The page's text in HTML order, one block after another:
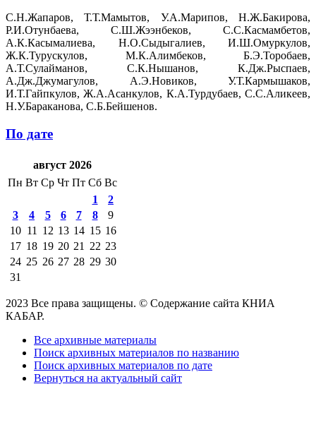
С.Н.Жапаров, Т.Т.Мамытов, У.А.Марипов, Н.Ж.Бакирова,
Р.И.Отунбаева, С.Ш.Жээнбеков, С.С.Касмамбетов,
А.К.Касымалиева, Н.О.Сыдыгалиев, И.Ш.Омуркулов,
Ж.К.Турускулов, М.К.Алимбеков, Б.Э.Торобаев,
А.Т.Сулайманов, С.К.Нышанов, К.Дж.Рыспаев,
А.Дж.Джумагулов, А.Э.Новиков, У.Т.Кармышаков,
И.Т.Гайпкулов, Ж.А.Асанкулов, К.А.Турдубаев, С.С.Аликеев,
Н.У.Бараканова, С.Б.Бейшенов.
По дате
август 2026
Пн Вт Ср Чт Пт Сб Вс
1
2
3
4 5 6 7 8
9
10 11 12 13 14 15 16
17 18 19 20 21 22 23
24 25 26 27 28 29 30
31
2023 Все права защищены. © Содержание сайта КНИА
КАБАР.
Все архивные материалы
Поиск архивных материалов по названию
Поиск архивных материалов по дате
Вернуться на актуальный сайт